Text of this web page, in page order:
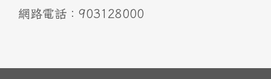
網路電話：903128000